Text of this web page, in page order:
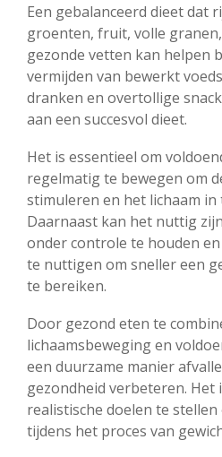
Een gebalanceerd dieet dat
groenten, fruit, volle
gezonde vetten kan helpen
vermijden van bewerkt
dranken en overtollige
aan een succesvol dieet.
Het is essentieel om
regelmatig te bewegen om
stimuleren en het lichaam
Daarnaast kan het nuttig
onder controle te houden
te nuttigen om sneller een
te bereiken.
Door gezond eten te
lichaamsbeweging en
een duurzame manier
gezondheid verbeteren. Het
realistische doelen te
tijdens het proces van